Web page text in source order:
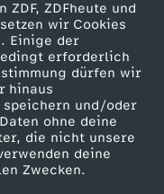
ZDFheute und
wir Cookies
Einige der
erforderlich
dürfen wir
hinaus
und/oder
ohne deine
die nicht unsere
deine
Zwecken.
zum ZDF